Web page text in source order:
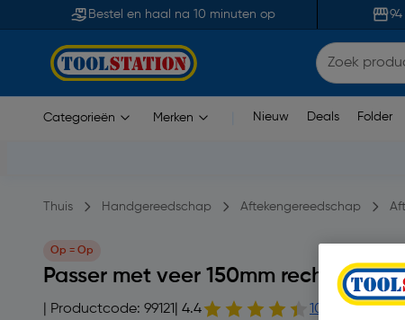
Bestel en haal na 10 minuten op
Categorieën Merken Nieuw Deals Folder
Thuis Handgereedschap Aftekengereedschap
Op = Op
Passer met veer 150mm recht
| Productcode: 99121 | 4.4 10